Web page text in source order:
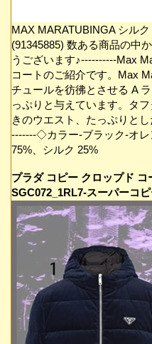
MAX MARATUBINGA シル
(91345885) 数ある商品の中
うございます♪----------Max
コートのご紹介です。Max
チュールを彷彿とさせる A
っぷりと与えています。タ
きのウエスト、たっぷりと
-------◇カラー-ブラック-オ
75%、シルク 25%
プラダ コピー クロップド
SGC072_1RL7-スーパーコ